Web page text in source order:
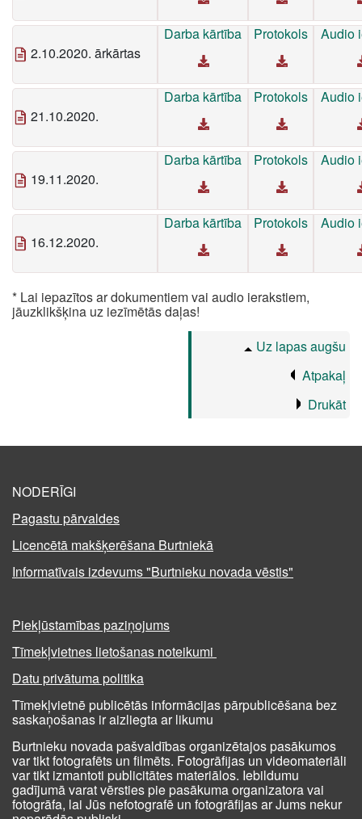
2.10.2020. ārkārtas
Darba kārtība Protokols Audio
21.10.2020.
Darba kārtība Protokols Audio
19.11.2020.
Darba kārtība Protokols Audio
16.12.2020.
Darba kārtība Protokols Audio
* Lai iepazītos ar dokumentiem vai audio ierakstiem,
jāuzklikšķina uz iezīmētās daļas!
Uz lapas augšu
Atpakaļ
Drukāt
NODERĪGI
Pagastu pārvaldes
Licencētā makšķerēšana Burtniekā
Informatīvais izdevums "Burtnieku novada vēstis"
Piekļūstamības paziņojums
Tīmekļvietnes lietošanas noteikumi
Datu privātuma politika
Tīmekļvietnē publicētās informācijas pārpublicēšana bez
saskaņošanas ir aizliegta ar likumu
Burtnieku novada pašvaldības organizētajos pasākumos
var tikt fotografēts un filmēts. Fotogrāfijas un videomateriāli
var tikt izmantoti publicitātes materiālos. Iebildumu
gadījumā varat vērsties pie pasākuma organizatora vai
fotogrāfa, lai Jūs nefotografē un fotogrāfijas ar Jums nekur